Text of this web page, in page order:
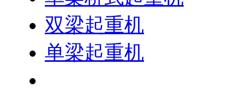
双梁起重机
单梁起重机